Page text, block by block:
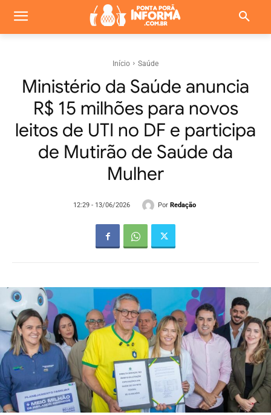
Início Saúde
Ministério da Saúde anuncia
R$ 15 milhões para novos
leitos de UTI no DF e participa
de Mutirão de Saúde da
Mulher
12:29 - 13/06/2026 Por Redação